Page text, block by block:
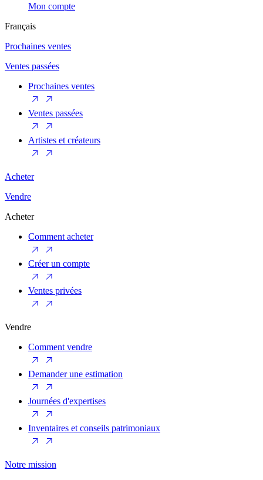
Mon compte
Français
Prochaines ventes
Ventes passées
Prochaines ventes
Ventes passées
Artistes et créateurs
Acheter
Vendre
Acheter
Comment acheter
Créer un compte
Ventes privées
Vendre
Comment vendre
Demander une estimation
Journées d'expertises
Inventaires et conseils patrimoniaux
Notre mission